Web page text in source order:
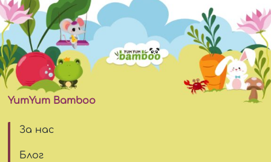
YumYum Bamboo
За нас
Блог